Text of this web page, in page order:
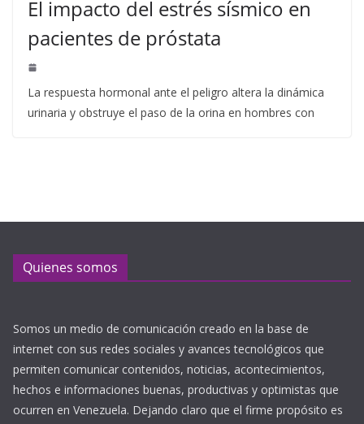
El impacto del estrés sísmico en
pacientes de próstata
La respuesta hormonal ante el peligro altera la dinámica
urinaria y obstruye el paso de la orina en hombres con
Quienes somos
Somos un medio de comunicación creado en la base de
internet con sus redes sociales y avances tecnológicos que
permiten comunicar contenidos, noticias, acontecimientos,
hechos e informaciones buenas, productivas y optimistas que
ocurren en Venezuela. Dejando claro que el firme propósito es